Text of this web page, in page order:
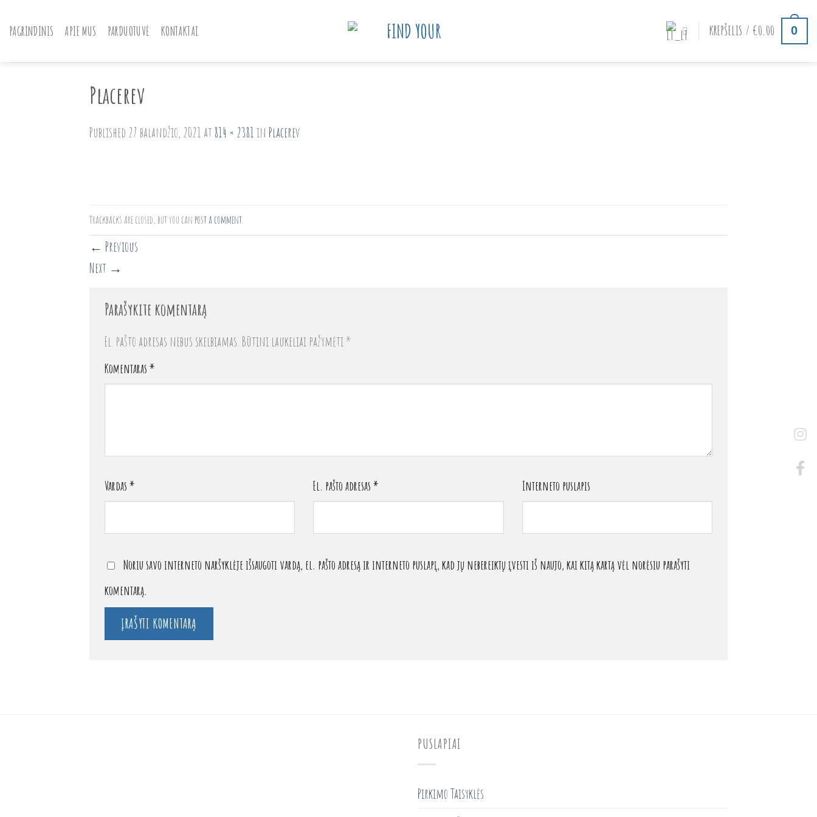
PAGRINDINIS APIE MUS PARDUOTUVĖ KONTAKTAI KREPŠELIS / €0.00 0
Placerev
Published 27 balandžio, 2021 at 814 × 2381 in Placerev
Trackbacks are closed, but you can post a comment
← Previous
Next →
Parašykite komentarą
El. pašto adresas nebus skelbiamas. Būtini laukeliai pažymėti*
Komentaras *
Vardas * El. pašto adresas* Interneto puslapis
Noriu savo interneto naršyklėje išsaugoti vardą, el. pašto adresą ir interneto puslapį, kad jų nebereiktų įvesti iš naujo, kai kitą kartą vėl norėsiu parašyti
komentarą.
PUSLAPIAI
Pirkimo Taisyklės